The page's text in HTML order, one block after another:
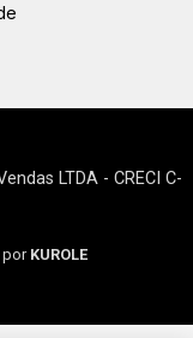
LTDA - CRECI C-
por KUROLE